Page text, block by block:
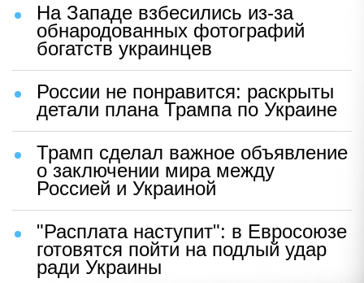
На Западе взбесились из-за
обнародованных фотографий
богатств украинцев
России не понравится: раскрыты
детали плана Трампа по Украине
Трамп сделал важное объявление
о заключении мира между
Россией и Украиной
"Расплата наступит": в Евросоюзе
готовятся пойти на подлый удар
ради Украины